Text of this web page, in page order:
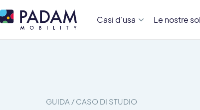
Casi d'usa Le nostre
GUIDA / CASO DI STUDIO